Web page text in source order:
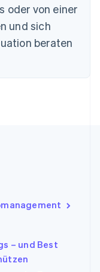
oder von einer
und sich
beraten
– und Best